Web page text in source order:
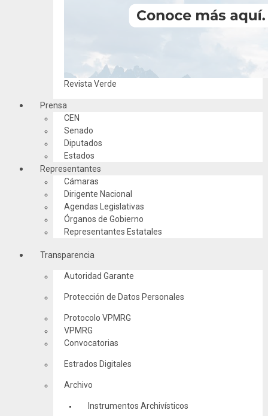
Revista Verde
Prensa
CEN
Senado
Diputados
Estados
Representantes
Cámaras
Dirigente Nacional
Agendas Legislativas
Órganos de Gobierno
Representantes Estatales
Transparencia
Autoridad Garante
Protección de Datos Personales
Protocolo VPMRG
VPMRG
Convocatorias
Estrados Digitales
Archivo
Instrumentos Archivísticos